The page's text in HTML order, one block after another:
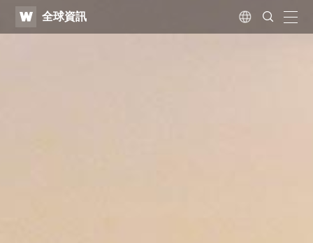
WATV全球資訊 Language
Search
Submit